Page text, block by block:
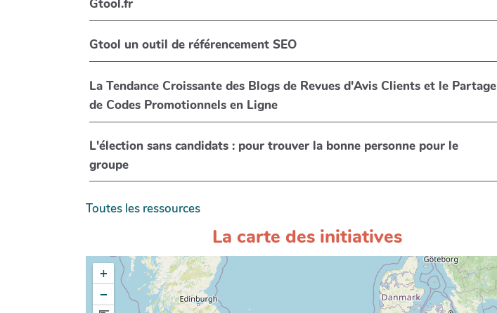
Gtool.fr
Gtool un outil de référencement SEO
La Tendance Croissante des Blogs de Revues d'Avis Clients et le Partage
de Codes Promotionnels en Ligne
L'élection sans candidats : pour trouver la bonne personne pour le
groupe
Toutes les ressources
La carte des initiatives
+
−